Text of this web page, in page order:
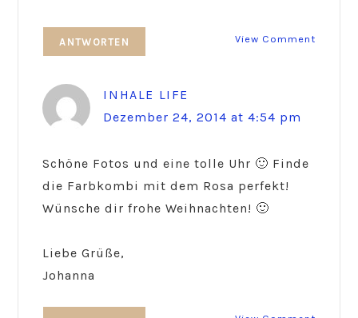
View Comment
ANTWORTEN
INHALE LIFE
Dezember 24, 2014 at 4:54 pm
Schöne Fotos und eine tolle Uhr 🙂 Finde
die Farbkombi mit dem Rosa perfekt!
Wünsche dir frohe Weihnachten! 🙂
Liebe Grüße,
Johanna